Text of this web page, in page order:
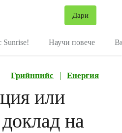
Дари
Sunrise! Научи повече
Грийнпийс | Енергия
или
на